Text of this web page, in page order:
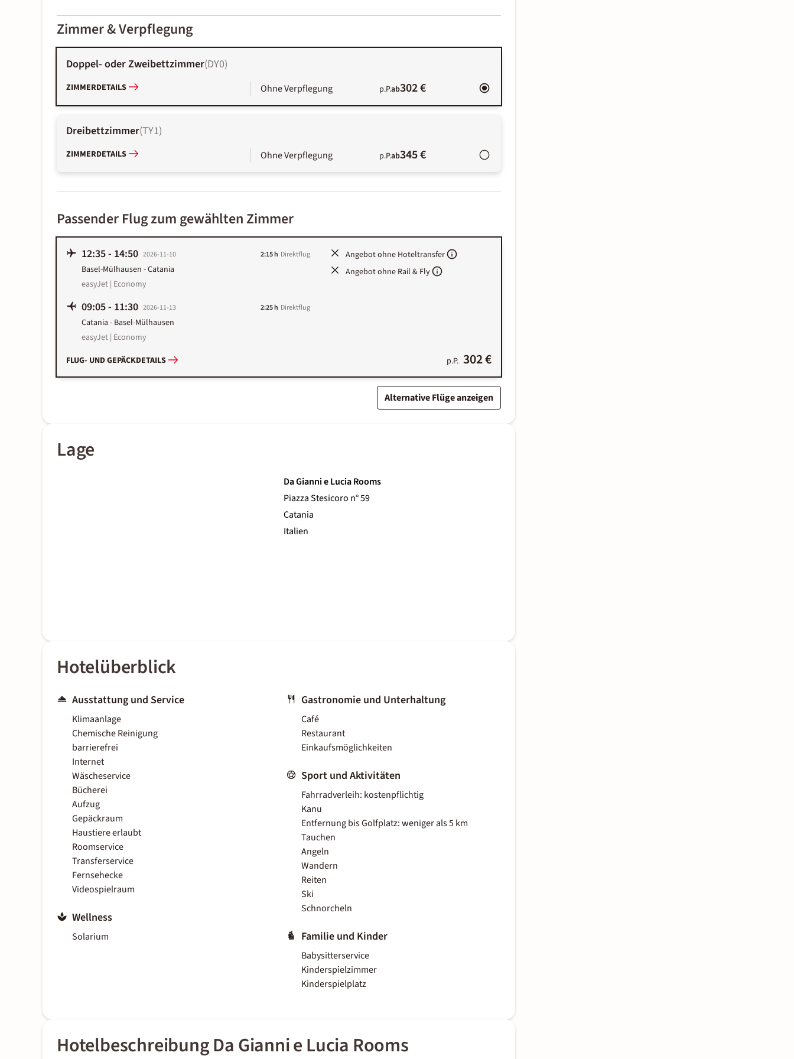
01-02
Zimmer & Verpflegung
Doppel- oder Zweibettzimmer(DY0)
ZIMMERDETAILS Ohne Verpflegung p.P.ab302 €
Dreibettzimmer(TY1)
ZIMMERDETAILS Ohne Verpflegung p.P.ab345 €
Passender Flug zum gewählten Zimmer
12:35- 14:50 2026-11-10 2:15 h Direktflug
Basel-Mülhausen -Catania
easyJet | Economy
09:05- 11:30 2026-11-13 2:25 h Direktflug
Catania - Basel-Mülhausen
easyJet | Economy
FLUG- UND GEPÄCKDETAILS
Angebot ohne Hoteltransfer
Angebot ohne Rail & Fly
p.P. 302 €
Alternative Flüge anzeigen
Lage
Da Gianni e Lucia Rooms
Piazza Stesicoro n° 59
Catania
Italien
Hotelüberblick
Ausstattung und Service
Klimaanlage
Chemische Reinigung
barrierefrei
Internet
Wäscheservice
Bücherei
Aufzug
Gepäckraum
Haustiere erlaubt
Roomservice
Transferservice
Fernsehecke
Videospielraum
Wellness
Solarium
Gastronomie und Unterhaltung
Café
Restaurant
Einkaufsmöglichkeiten
Sport und Aktivitäten
Fahrradverleih: kostenpflichtig
Kanu
Entfernung bis Golfplatz: weniger als 5 km
Tauchen
Angeln
Wandern
Reiten
Ski
Schnorcheln
Familie und Kinder
Babysitterservice
Kinderspielzimmer
Kinderspielplatz
Hotelbeschreibung Da Gianni e Lucia Rooms